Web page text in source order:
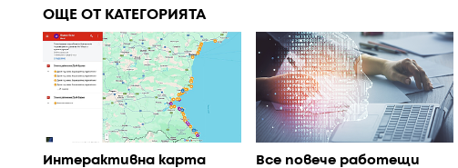
ОЩЕ ОТ КАТЕГОРИЯТА
Интерактивна карта
Все повече работещи